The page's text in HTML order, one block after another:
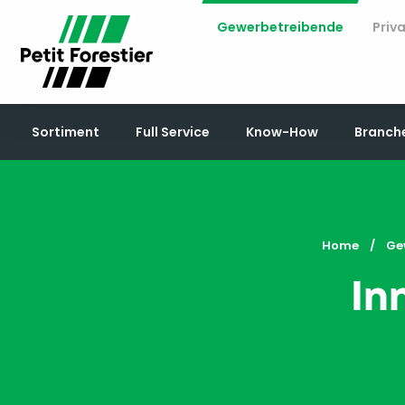
Gewerbetreibende
Sortiment Full Service Know-How
Home